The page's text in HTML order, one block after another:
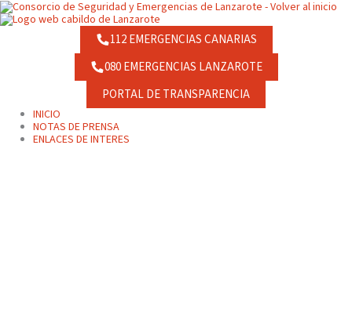
contenido
Ir
al
contenido
112 EMERGENCIAS CANARIAS
080 EMERGENCIAS LANZAROTE
PORTAL DE TRANSPARENCIA
INICIO
NOTAS DE PRENSA
ENLACES DE INTERES